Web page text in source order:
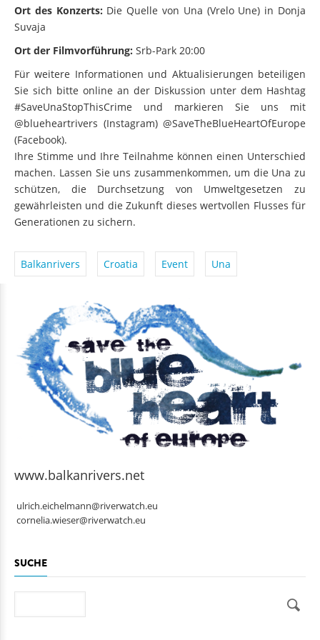
Suvaja
Sie sich bitte online an der Diskussion unter dem Hashtag
#SaveUnaStopThisCrime und markieren Sie uns mit
@blueheartrivers (Instagram) @SaveTheBlueHeartOfEurope
(Facebook).
Ihre Stimme und Ihre Teilnahme können einen Unterschied
machen. Lassen Sie uns zusammenkommen, um die Una zu
schützen, die Durchsetzung von Umweltgesetzen zu
gewährleisten und die Zukunft dieses wertvollen Flusses für
Generationen zu sichern.
Balkanrivers Croatia Event Una
www.balkanrivers.net
cornelia.wieser@riverwatch.eu
Suche